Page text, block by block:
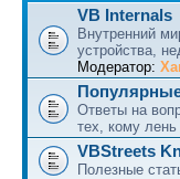
VB Internals
Внутренний
устройства,
Модератор:
Ответы на
тех, кому лень
VBStreets
Полезные